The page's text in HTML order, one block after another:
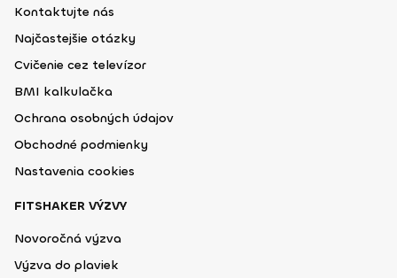
Kontaktujte nás
Najčastejšie otázky
Cvičenie cez televízor
BMI kalkulačka
Ochrana osobných údajov
Obchodné podmienky
Nastavenia cookies
FITSHAKER VÝZVY
Novoročná výzva
Výzva do plaviek